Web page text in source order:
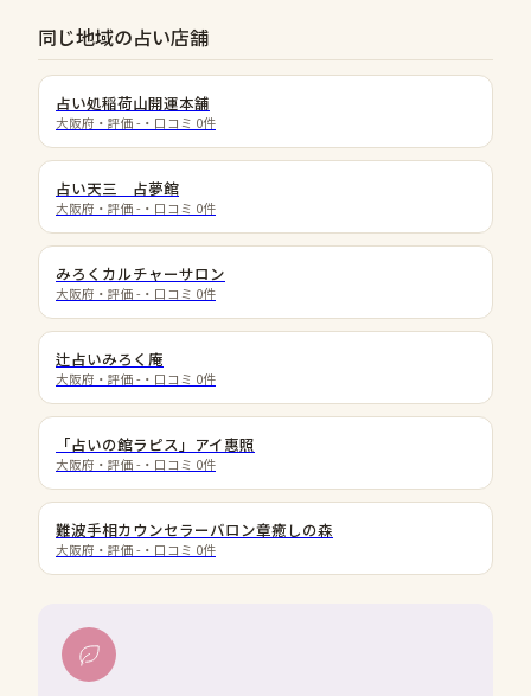
同じ地域の占い店舗
占い処稲荷山開運本舗
大阪府 ・評価 - ・口コミ 0件
占い天三 占夢館
大阪府 ・評価 - ・口コミ 0件
みろくカルチャーサロン
大阪府 ・評価 - ・口コミ 0件
辻占いみろく庵
大阪府 ・評価 - ・口コミ 0件
「占いの館ラピス」アイ惠照
大阪府 ・評価 - ・口コミ 0件
難波手相カウンセラーバロン章癒しの森
大阪府 ・評価 - ・口コミ 0件